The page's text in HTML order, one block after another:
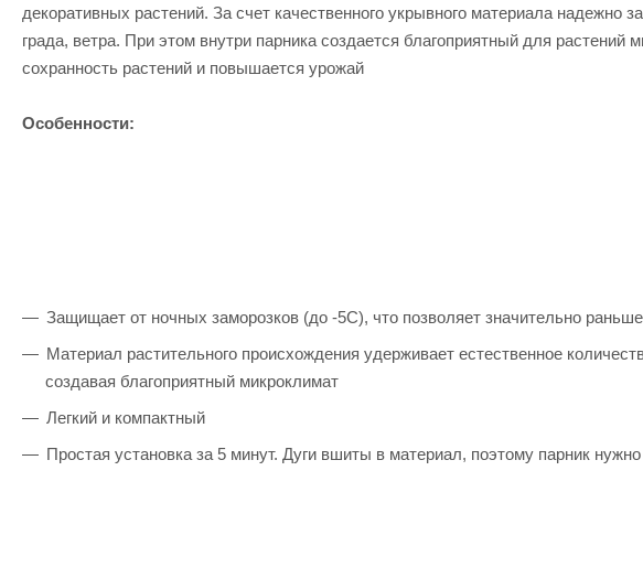
декоративных растений. За счет качественного укрывного материала надежно
града, ветра. При этом внутри парника создается благоприятный для растений
сохранность растений и повышается урожай
Особенности:
Защищает от ночных заморозков (до -5C), что позволяет значительно
Материал растительного происхождения удерживает естественное
создавая благоприятный микроклимат
Легкий и компактный
Простая установка за 5 минут. Дуги вшиты в материал, поэтому парник